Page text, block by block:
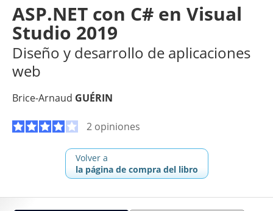
ASP.NET con C# en Visual
Studio 2019
Diseño y desarrollo de aplicaciones
web
Brice-Arnaud GUÉRIN
2 opiniones
Volver a
la página de compra del libro